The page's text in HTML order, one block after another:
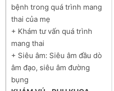
bệnh trong quá trình mang
thai của mẹ
+ Khám tư vấn quá trình
mang thai
+ Siêu âm: Siêu âm đầu dò
âm đạo, siêu âm đường
bụng